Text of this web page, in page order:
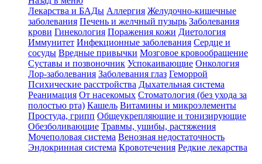
Лекарства и БАДы Аллергия Желудочно-кишечные
заболевания Печень и желчный пузырь Заболевания
крови Гинекология Поражения кожи Диетология
Иммунитет Инфекционные заболевания Сердце и
сосуды Вредные привычки Мозговое кровообращение
Суставы и позвоночник Успокаивающие Онкология
Лор-заболевания Заболевания глаз Геморрой
Психические расстройства Дыхательная система
Реанимация От насекомых Стоматология (без ухода за
полостью рта) Кашель Витамины и микроэлементы
Простуда, грипп Общеукрепляющие и тонизирующие
Обезболивающие Травмы, ушибы, растяжения
Мочеполовая система Венозная недостаточность
Эндокринная система Кровотечения Редкие лекарства